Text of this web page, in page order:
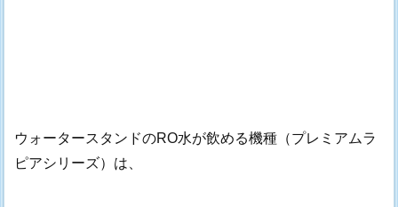
ウォータースタンドのRO水が飲める機種（プレミアムラ
ピアシリーズ）は、